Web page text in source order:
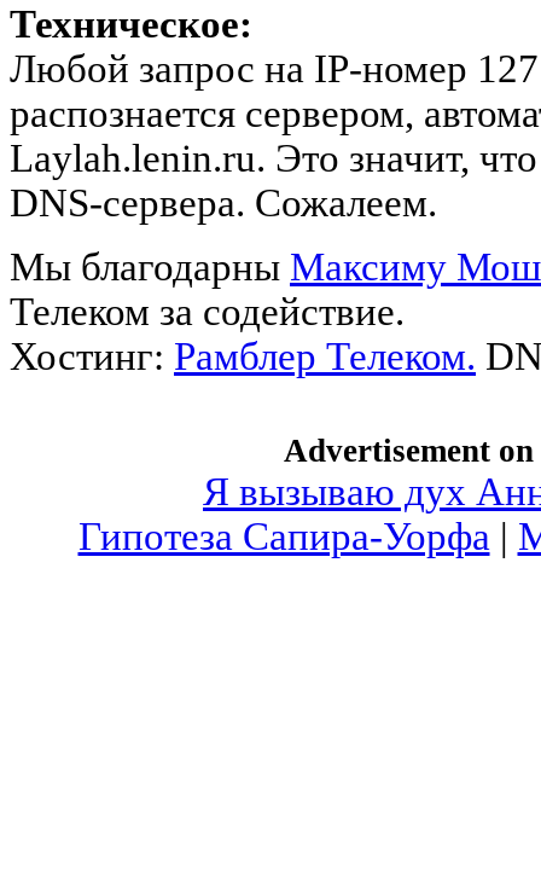
Техническое:
Любой запрос на IP-номер
распознается сервером,
Laylah.lenin.ru. Это значит,
DNS-сервера. Сожалеем.
Мы благодарны Максиму
Телеком за содействие.
Хостинг: Рамблер Телеком.
Advertisement on
Я вызываю дух
Гипотеза Сапира-Уорфа |